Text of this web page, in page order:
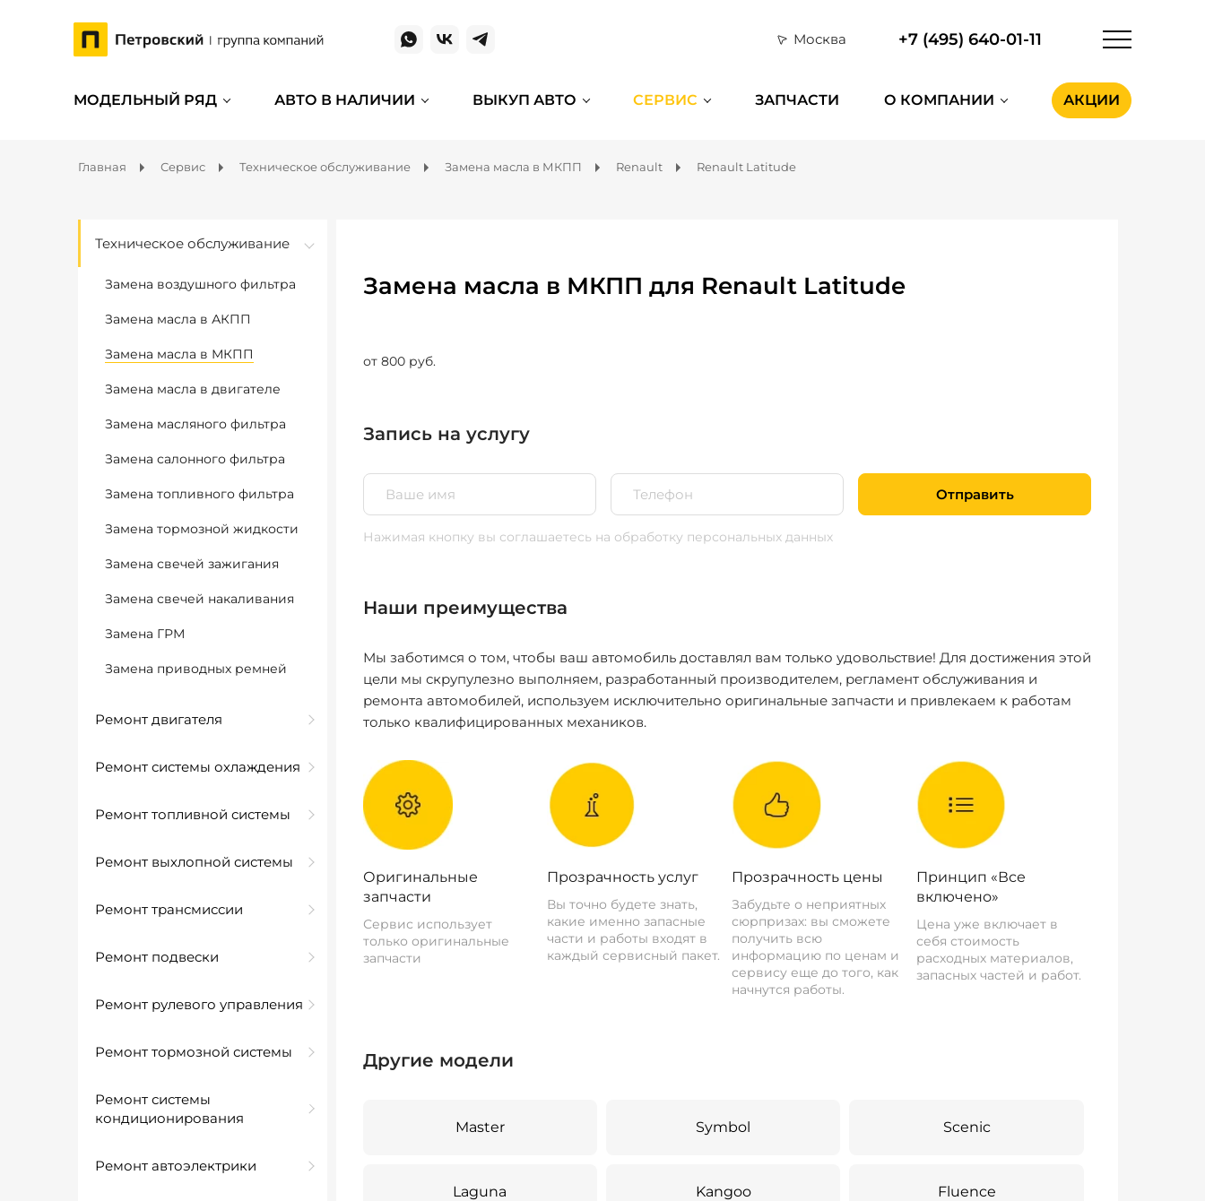
Москва +7 (495) 640-01-11
МОДЕЛЬНЫЙ РЯД АВТО В НАЛИЧИИ ВЫКУП АВТО СЕРВИС ЗАПЧАСТИ О КОМПАНИИ АКЦИИ
Главная Сервис Техническое обслуживание Замена масла в МКПП Renault Renault Latitude
Техническое обслуживание
Замена воздушного фильтра
Замена масла в АКПП
Замена масла в МКПП
Замена масла в двигателе
Замена масляного фильтра
Замена салонного фильтра
Замена топливного фильтра
Замена тормозной жидкости
Замена свечей зажигания
Замена свечей накаливания
Замена ГРМ
Замена приводных ремней
Ремонт двигателя
Ремонт системы охлаждения
Ремонт топливной системы
Ремонт выхлопной системы
Ремонт трансмиссии
Ремонт подвески
Ремонт рулевого управления
Ремонт тормозной системы
Ремонт системы
кондиционирования
Ремонт автоэлектрики
Замена масла в МКПП для Renault Latitude
от 800 руб.
Запись на услугу
Отправить
Нажимая кнопку вы соглашаетесь на обработку персональных данных
Наши преимущества
Мы заботимся о том, чтобы ваш автомобиль доставлял вам только удовольствие! Для достижения этой
цели мы скрупулезно выполняем, разработанный производителем, регламент обслуживания и
ремонта автомобилей, используем исключительно оригинальные запчасти и привлекаем к работам
только квалифицированных механиков.
Оригинальные
запчасти
Сервис использует
только оригинальные
запчасти
Прозрачность услуг
Вы точно будете знать,
какие именно запасные
части и работы входят в
каждый сервисный пакет.
Прозрачность цены
Забудьте о неприятных
сюрпризах: вы сможете
получить всю
информацию по ценам и
сервису еще до того, как
начнутся работы.
Принцип «Все
включено»
Цена уже включает в
себя стоимость
расходных материалов,
запасных частей и работ.
Другие модели
Master Symbol Scenic
Laguna Kangoo Fluence